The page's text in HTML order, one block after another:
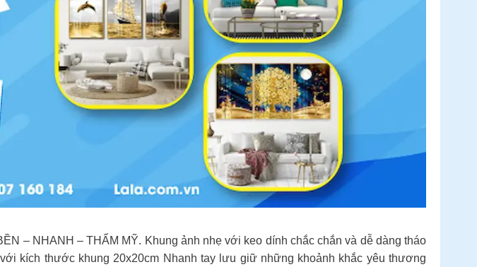
– NHANH – THẨM MỸ. Khung ảnh nhẹ với keo dính chắc chắn và dễ dàng tháo
kích thước khung 20x20cm Nhanh tay lưu giữ những khoảnh khắc yêu thương